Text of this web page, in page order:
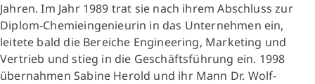
Jahren. Im Jahr 1989 trat sie nach ihrem Abschluss zur
Diplom-Chemieingenieurin in das Unternehmen ein,
leitete bald die Bereiche Engineering, Marketing und
Vertrieb und stieg in die Geschäftsführung ein. 1998
übernahmen Sabine Herold und ihr Mann Dr. Wolf-